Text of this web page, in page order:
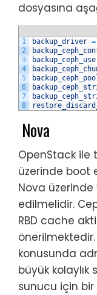
dosyasına
1
2
3
4
5
6
7
8
backup_driver =
Nova
OpenStack ile
üzerinde boot
Nova
edilmelidir.
RBD cache
konusunda
büyük kolaylık
sunucu için